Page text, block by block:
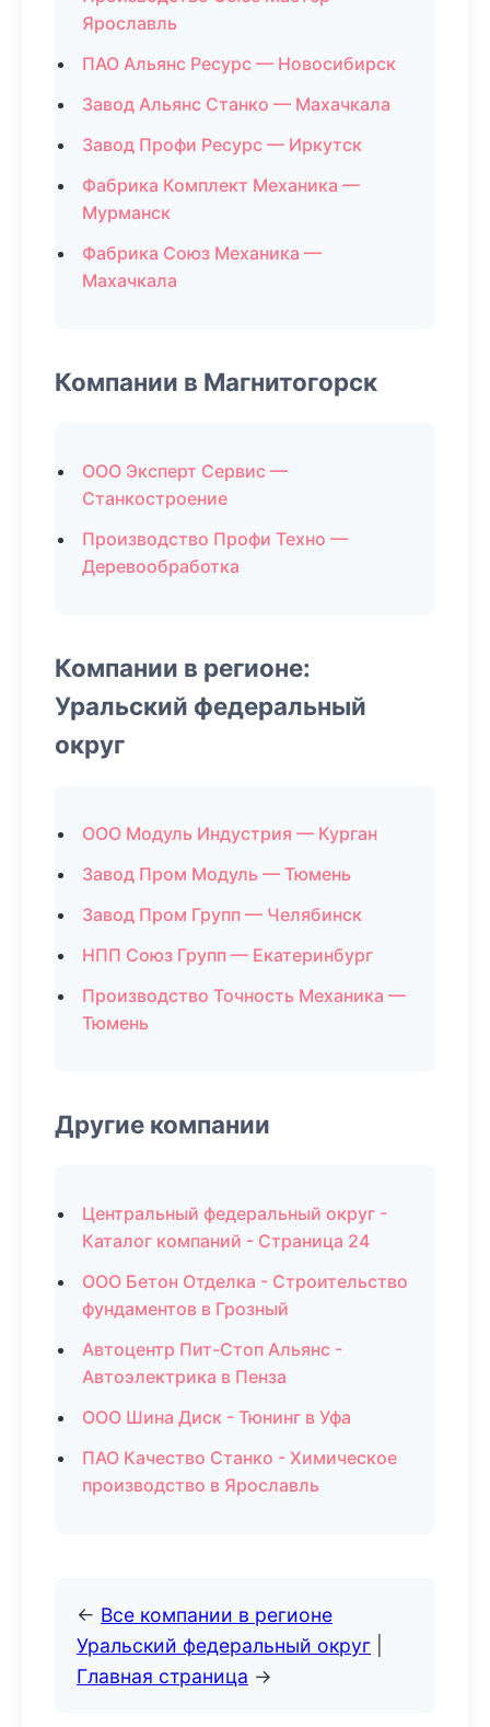
Ярославль
ПАО Альянс Ресурс — Новосибирск
Завод Альянс Станко — Махачкала
Завод Профи Ресурс — Иркутск
Фабрика Комплект Механика —
Мурманск
Фабрика Союз Механика —
Махачкала
Компании в Магнитогорск
ООО Эксперт Сервис —
Станкостроение
Производство Профи Техно —
Деревообработка
Компании в регионе:
Уральский федеральный
округ
ООО Модуль Индустрия — Курган
Завод Пром Модуль — Тюмень
Завод Пром Групп — Челябинск
НПП Союз Групп — Екатеринбург
Производство Точность Механика —
Тюмень
Другие компании
Центральный федеральный округ -
Каталог компаний - Страница 24
ООО Бетон Отделка - Строительство
фундаментов в Грозный
Автоцентр Пит-Стоп Альянс -
Автоэлектрика в Пенза
ООО Шина Диск - Тюнинг в Уфа
ПАО Качество Станко - Химическое
производство в Ярославль
← Все компании в регионе
Уральский федеральный округ
Главная страница →